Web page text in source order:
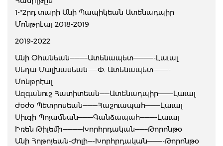
1-*2րդ տարի Անի Պապիկեան Ատենադպիր
Մոնթրէալ 2018-2019
2019-2022
Անի Օհանեան———–Ատենապետ————-Լաւալ
Սեդա Մալխասեան——Փ. Ատենապետ———-
Մոնթրէալ
Ազգանուշ Հատիտեան——Ատենադպիր———Լաւալ
Ժօժօ Պետրոսեան———Հաշուապահ———Լաւալ
Սիւզի Պոյամեան———Գանձապահ———-Լաւալ
Իռեն Թիլեմի————Խորհրդական——–Թորոնթօ
Անի Հոթոյեան-Ժոլի—-Խորհրդական———-Թորոնթօ